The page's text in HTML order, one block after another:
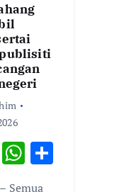
X W
Semua